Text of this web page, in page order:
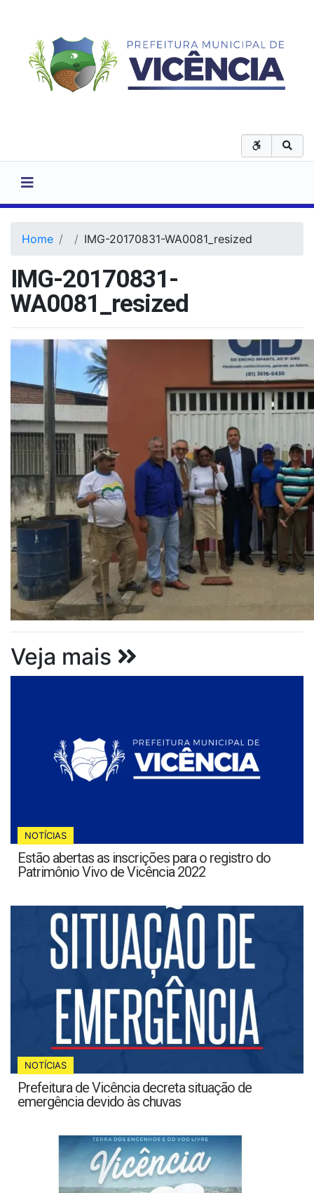
Home IMG-20170831-WA0081_resized
IMG-20170831-
WA0081_resized
Veja mais
NOTÍCIAS
Estão abertas as inscrições para o registro do
Patrimônio Vivo de Vicência 2022
NOTÍCIAS
Prefeitura de Vicência decreta situação de
emergência devido às chuvas